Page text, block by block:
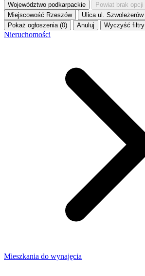
Województwo podkarpackie Powiat brak opcji
Miejscowość Rzeszów Ulica ul. Szwoleżerów
Pokaż ogłoszenia (0)
Anuluj Wyczyść filtry
Nieruchomości
Mieszkania do wynajęcia